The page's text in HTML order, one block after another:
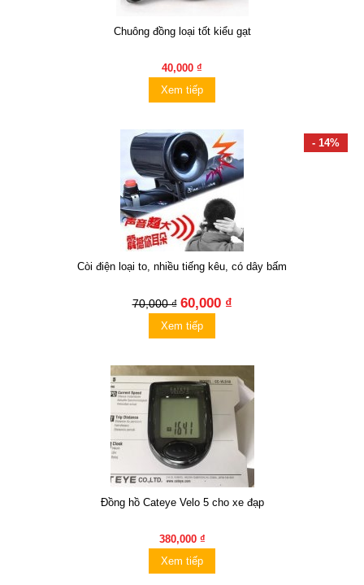
Chuông đồng loại tốt kiểu gạt
40,000 ₫
Xem tiếp
- 14%
Còi điện loại to, nhiều tiếng kêu, có dây bấm
70,000 ₫ 60,000 ₫
Xem tiếp
Đồng hồ Cateye Velo 5 cho xe đạp
380,000 ₫
Xem tiếp